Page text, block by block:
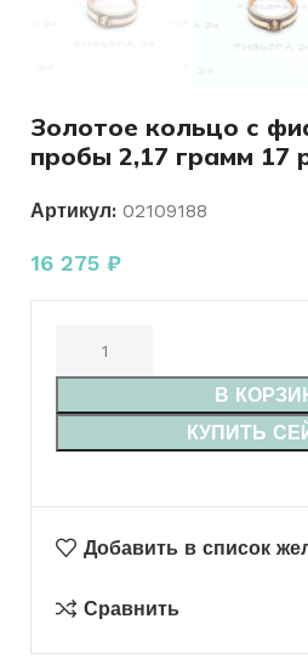
Золотое кольцо с
пробы 2,17 грамм 17
Артикул: 02109188
16 275 ₽
В
КУПИТЬ
Добавить в список
Сравнить